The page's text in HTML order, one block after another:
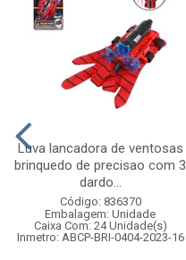
Luva lancadora de ventosas
brinquedo de precisao com 3
dardo...
Código: 836370
Embalagem: Unidade
Caixa Com: 24 Unidade(s)
Inmetro: ABCP-BRI-0404-2023-16